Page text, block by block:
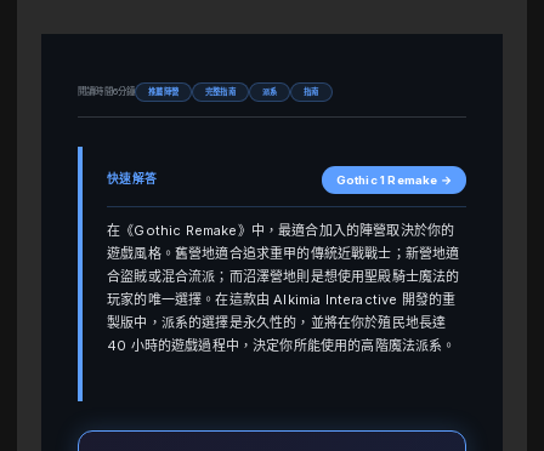
閱讀時間6分鐘 推薦陣營 完整指南 派系 指南
快速解答 Gothic 1 Remake →
在《Gothic Remake》中，最適合加入的陣營取決於你的
遊戲風格。舊營地適合追求重甲的傳統近戰戰士；新營地適
合盜賊或混合流派；而沼澤營地則是想使用聖殿騎士魔法的
玩家的唯一選擇。在這款由 Alkimia Interactive 開發的重
製版中，派系的選擇是永久性的，並將在你於殖民地長達
40 小時的遊戲過程中，決定你所能使用的高階魔法派系。